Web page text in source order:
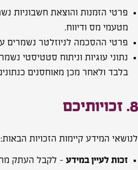
מטעמי מס ודיווח.
פרטי ההסכמה לניוזלטר
נתוני עוגיות וניתוח סטטיסטי
בלבד ולאחר מכן מאוחסנים
8. זכויותיכם
לנושאי המידע קיימות הזכויות הבאות:
זכות לעיין במידע – לקבל העתק